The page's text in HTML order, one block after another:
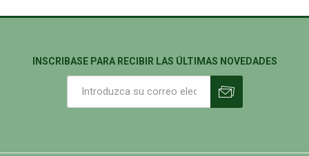
INSCRIBASE PARA RECIBIR LAS ÚLTIMAS NOVEDADES